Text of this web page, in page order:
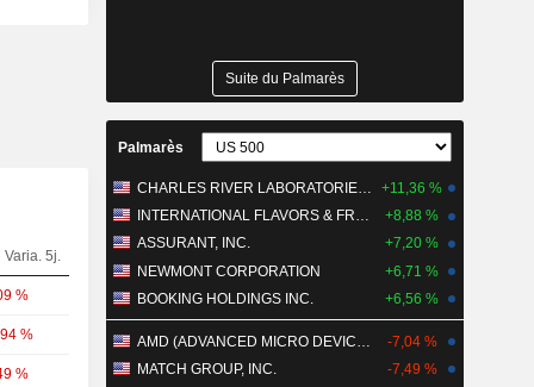
Varia. 5j.
%
%
%
Suite du Palmarès
Palmarès
CHARLES RIVER LABORATORIES INTERNATIONAL, INC.
+11,36 %
INTERNATIONAL FLAVORS & FRAGRANCES INC.
+8,88 %
ASSURANT, INC.
+7,20 %
NEWMONT CORPORATION
+6,71 %
BOOKING HOLDINGS INC.
+6,56 %
AMD (ADVANCED MICRO DEVICES)
-7,04 %
MATCH GROUP, INC.
-7,49 %